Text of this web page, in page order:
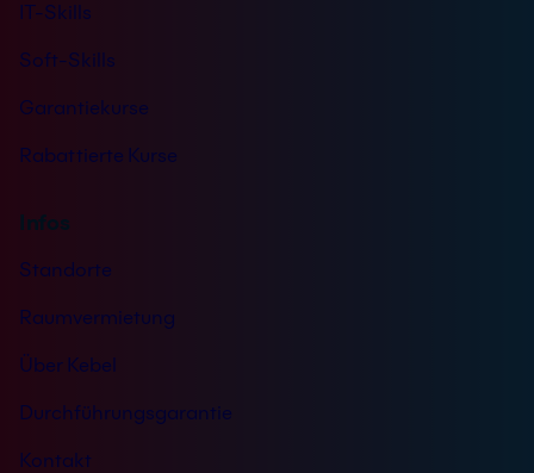
IT-Skills
Soft-Skills
Garantiekurse
Rabattierte Kurse
Infos
Standorte
Raumvermietung
Über Kebel
Durchführungsgarantie
Kontakt